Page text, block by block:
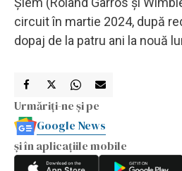
circuit în martie 2024, după
dopaj de la patru ani la nouă
Urmăriți-ne și pe
Google News
și în aplicațiile mobile